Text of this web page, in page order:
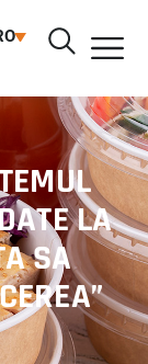
LA
SA